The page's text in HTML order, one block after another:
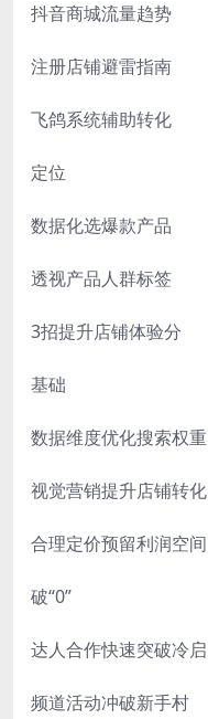
抖音商城流量趋势
注册店铺避雷指南
飞鸽系统辅助转化
定位
数据化选爆款产品
透视产品人群标签
3招提升店铺体验分
基础
数据维度优化搜索权重
视觉营销提升店铺转化
合理定价预留利润空间
破“0”
达人合作快速突破冷启
频道活动冲破新手村